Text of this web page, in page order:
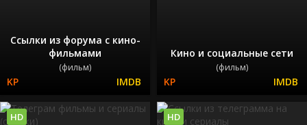
Ссылки из форума с кино-
фильмами
(фильм)
Кино и социальные сети
(фильм)
HD HD